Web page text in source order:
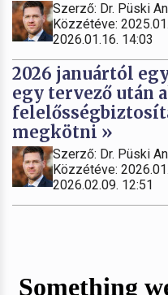
Szerző: Dr. Püski
Közzétéve:
2026.01.16. 14:03
2026 januártól
egy tervező után
megkötni »
Szerző: Dr. Püski
Közzétéve:
2026.02.09. 12:51